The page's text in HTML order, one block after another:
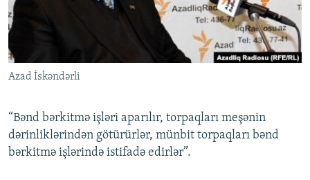
KARIKATURA
AZƏRBAYCAN ƏDƏBIYYATI KITABXANASI
İSLAM VƏ DEMOKRATIYA
PEŞƏ ETIKASI VƏ JURNALISTIKA STANDARTLARIMIZ
AZADLIQRADIOSU MOBIL TELEFONUNUZDA
XƏBƏR BÜLLETENLƏRIMIZ
BIZI IZLƏ
RFE/RL-in bütün saytları
Azad İskəndərli
“Bənd bərkitmə işləri aparılır, torpaqları meşənin
dərinliklərindən götürürlər, münbit torpaqları bənd
bərkitmə işlərində istifadə edirlər”.